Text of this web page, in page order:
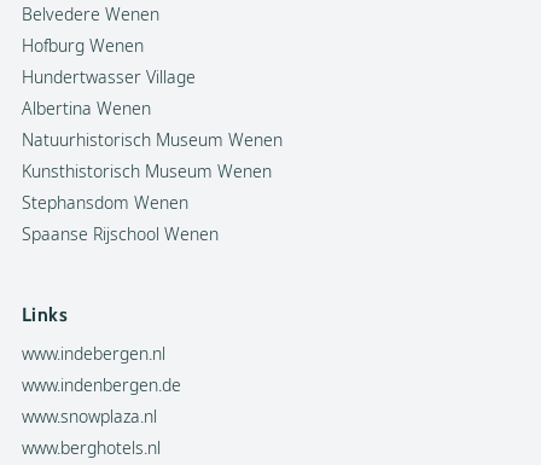
Belvedere Wenen
Hofburg Wenen
Hundertwasser Village
Albertina Wenen
Natuurhistorisch Museum Wenen
Kunsthistorisch Museum Wenen
Stephansdom Wenen
Spaanse Rijschool Wenen
Links
www.indebergen.nl
www.indenbergen.de
www.snowplaza.nl
www.berghotels.nl